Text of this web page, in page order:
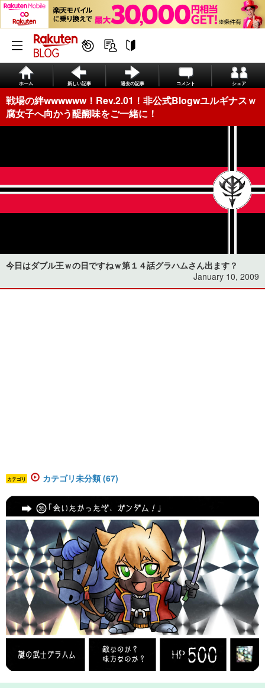
ホーム 新しい記事 過去の記事 コメント シェア
戦場の絆wwwwww！Rev.2.01！非公式Blogwユルギナスｗ
腐女子へ向かう醍醐味をご一緒に！
今日はダブル王ｗの日ですねｗ第１４話グラハムさん出ます？
January 10, 2009
カテゴリ カテゴリ未分類 (67)